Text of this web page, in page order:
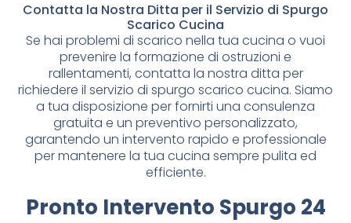
Contatta la Nostra Ditta per il Servizio di Spurgo
Scarico Cucina
Se hai problemi di scarico nella tua cucina o vuoi
prevenire la formazione di ostruzioni e
rallentamenti, contatta la nostra ditta per
richiedere il servizio di spurgo scarico cucina. Siamo
a tua disposizione per fornirti una consulenza
gratuita e un preventivo personalizzato,
garantendo un intervento rapido e professionale
per mantenere la tua cucina sempre pulita ed
efficiente.
Pronto Intervento Spurgo 24